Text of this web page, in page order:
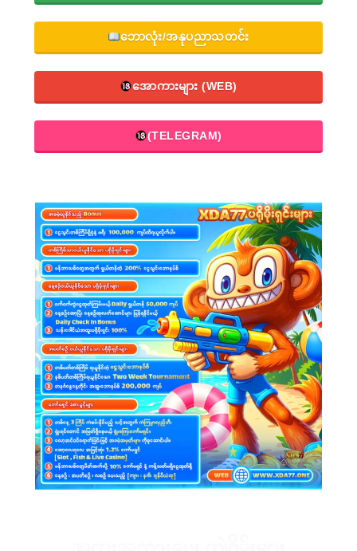
ဘောလုံး/အနုပညာသတင်း
အောကားများ (WEB)
(TELEGRAM)